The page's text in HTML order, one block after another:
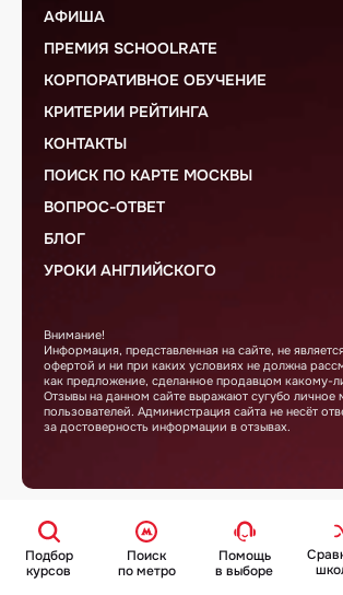
АФИША
ПРЕМИЯ SCHOOLRATE
КОРПОРАТИВНОЕ ОБУЧЕНИЕ
КРИТЕРИИ РЕЙТИНГА
КОНТАКТЫ
ПОИСК ПО КАРТЕ МОСКВЫ
ВОПРОС-ОТВЕТ
БЛОГ
УРОКИ АНГЛИЙСКОГО
Внимание!
Информация, представленная на сайте, не
офертой и ни при каких условиях не должна
как предложение, сделанное продавцом какому-
Отзывы на данном сайте выражают сугубо личное
пользователей. Администрация сайта не несёт
за достоверность информации в отзывах.
Подбор
курсов
Поиск
по метро
Помощь
в выборе